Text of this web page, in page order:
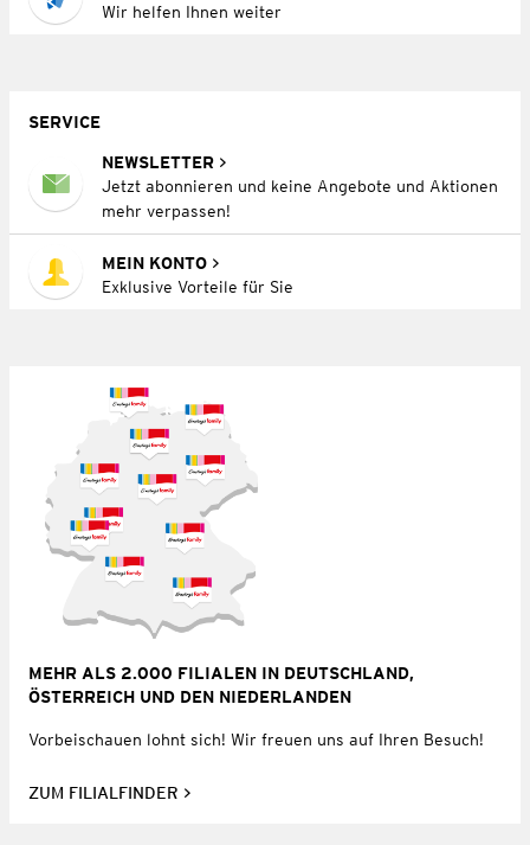
Wir helfen Ihnen weiter
SERVICE
NEWSLETTER
Jetzt abonnieren und keine Angebote und Aktionen
mehr verpassen!
MEIN KONTO
Exklusive Vorteile für Sie
MEHR ALS 2.000 FILIALEN IN DEUTSCHLAND,
ÖSTERREICH UND DEN NIEDERLANDEN
Vorbeischauen lohnt sich! Wir freuen uns auf Ihren Besuch!
ZUM FILIALFINDER